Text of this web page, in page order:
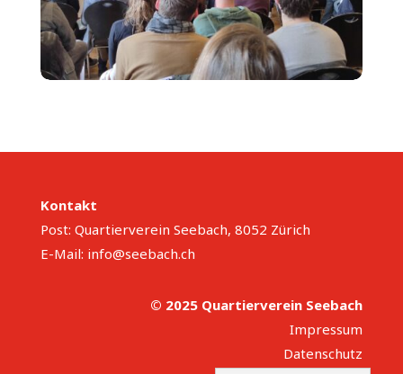
Kontakt
Post: Quartierverein Seebach, 8052 Zürich
E-Mail: info@seebach.ch
© 2025 Quartierverein Seebach
Impressum
Datenschutz